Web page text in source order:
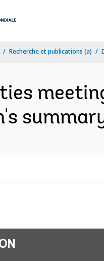
Recherche et publications (a)